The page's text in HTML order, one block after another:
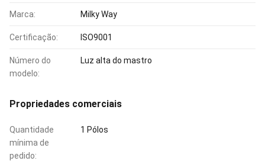
Marca: Milky Way
Certificação: ISO9001
Número do
modelo:
Luz alta do mastro
Propriedades comerciais
Quantidade
mínima de
pedido:
1 Pólos